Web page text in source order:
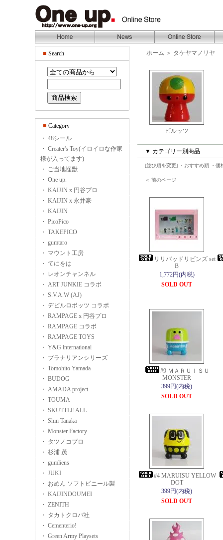
Search
Category
・ 48シール
・ Creater's Toy(イロイロな作家
様が入ってます)
・ ご当地怪獣
・ One up.
・ KAIJIN x 円谷プロ
・ KAIJIN x 永井豪
・ KAIJIN
・ PicoPico
・ TAKEPICO
・ gumtaro
・ マウント工房
・ てにをは
・ レオンチャンネル
・ ART JUNKIE コラボ
・ S.V.A.W (AJ)
・ デビルロボッツ コラボ
・ RAMPAGE x 円谷プロ
・ RAMPAGE コラボ
・ RAMPAGE TOYS
・ Y&G international
・ プラナリアンシリーズ
・ Tomohito Yamada
・ BUDOG
・ AMADA project
・ TOUMA
・ SKUTTLE ALL
・ Shin Tanaka
・ Monster Factory
・ タツノコプロ
・ 杉浦 茂
・ gumliens
・ JUKI
・ おめん ソフトビニール製
・ KAIJINDOUMEI
・ ZENITH
・ タカトクロバ社
・ Cementerio!
・ Green Army Playsets
ホーム ＞ タケヤマノリヤ
ピルッツ
▼ カテゴリー別商品
[並び順を変更] ・おすすめ順 ・価
＜ 前のページ
リリパッドリビンズ set
B
1,772円(内税)
SOLD OUT
#9 ＭＡＲＵＩＳＵ
MONSTER
399円(内税)
SOLD OUT
#4 MARUISU YELLOW
DOT
399円(内税)
SOLD OUT